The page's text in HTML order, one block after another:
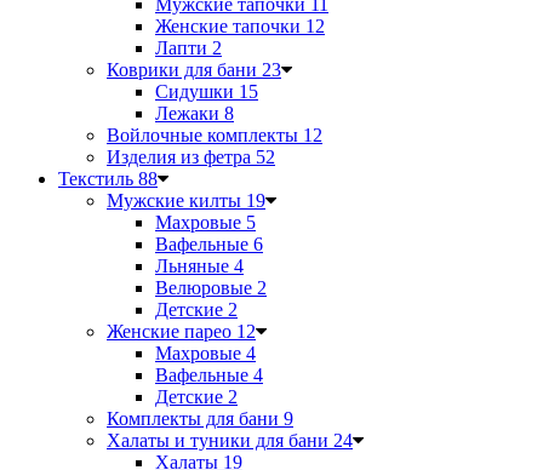
Мужские тапочки 11
Женские тапочки 12
Лапти 2
Коврики для бани 23
Сидушки 15
Лежаки 8
Войлочные комплекты 12
Изделия из фетра 52
Текстиль 88
Мужские килты 19
Махровые 5
Вафельные 6
Льняные 4
Велюровые 2
Детские 2
Женские парео 12
Махровые 4
Вафельные 4
Детские 2
Комплекты для бани 9
Халаты и туники для бани 24
Халаты 19